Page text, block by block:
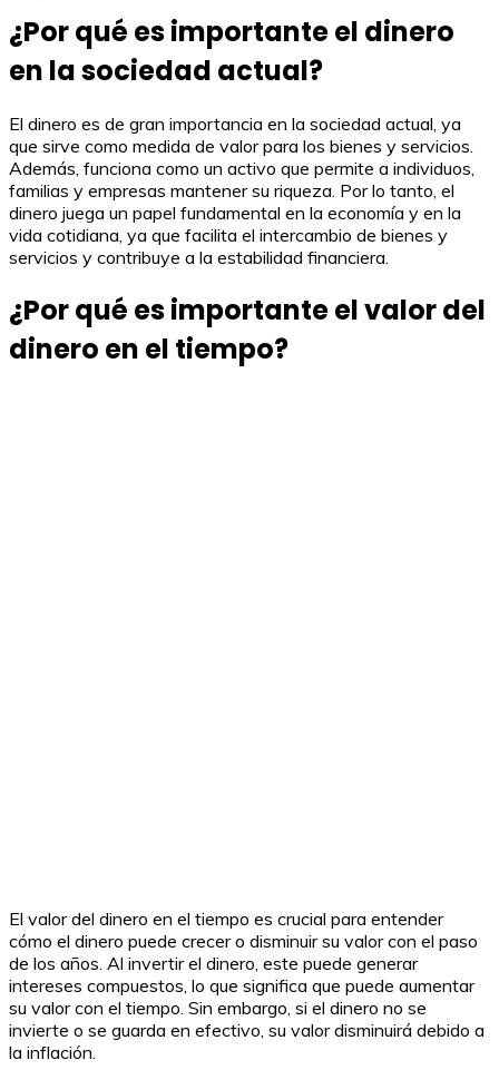
¿Por qué es importante el dinero
en la sociedad actual?
El dinero es de gran importancia en la sociedad actual, ya
que sirve como medida de valor para los bienes y servicios.
Además, funciona como un activo que permite a individuos,
familias y empresas mantener su riqueza. Por lo tanto, el
dinero juega un papel fundamental en la economía y en la
vida cotidiana, ya que facilita el intercambio de bienes y
servicios y contribuye a la estabilidad financiera.
¿Por qué es importante el valor del
dinero en el tiempo?
El valor del dinero en el tiempo es crucial para entender
cómo el dinero puede crecer o disminuir su valor con el paso
de los años. Al invertir el dinero, este puede generar
intereses compuestos, lo que significa que puede aumentar
su valor con el tiempo. Sin embargo, si el dinero no se
invierte o se guarda en efectivo, su valor disminuirá debido a
la inflación.